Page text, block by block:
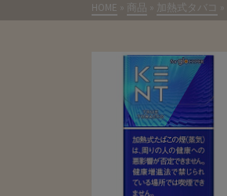
HOME » 商品 » 加熱式タバコ »